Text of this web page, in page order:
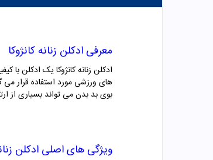
معرفی ادکلن زنانه کانژوکا
ادکلن زنانه کانژوکا یک ادکلن
های ورزشی مورد استفاده قرار می
بوی بد بدن می تواند بسیاری از
ویژگی های اصلی ادکلن